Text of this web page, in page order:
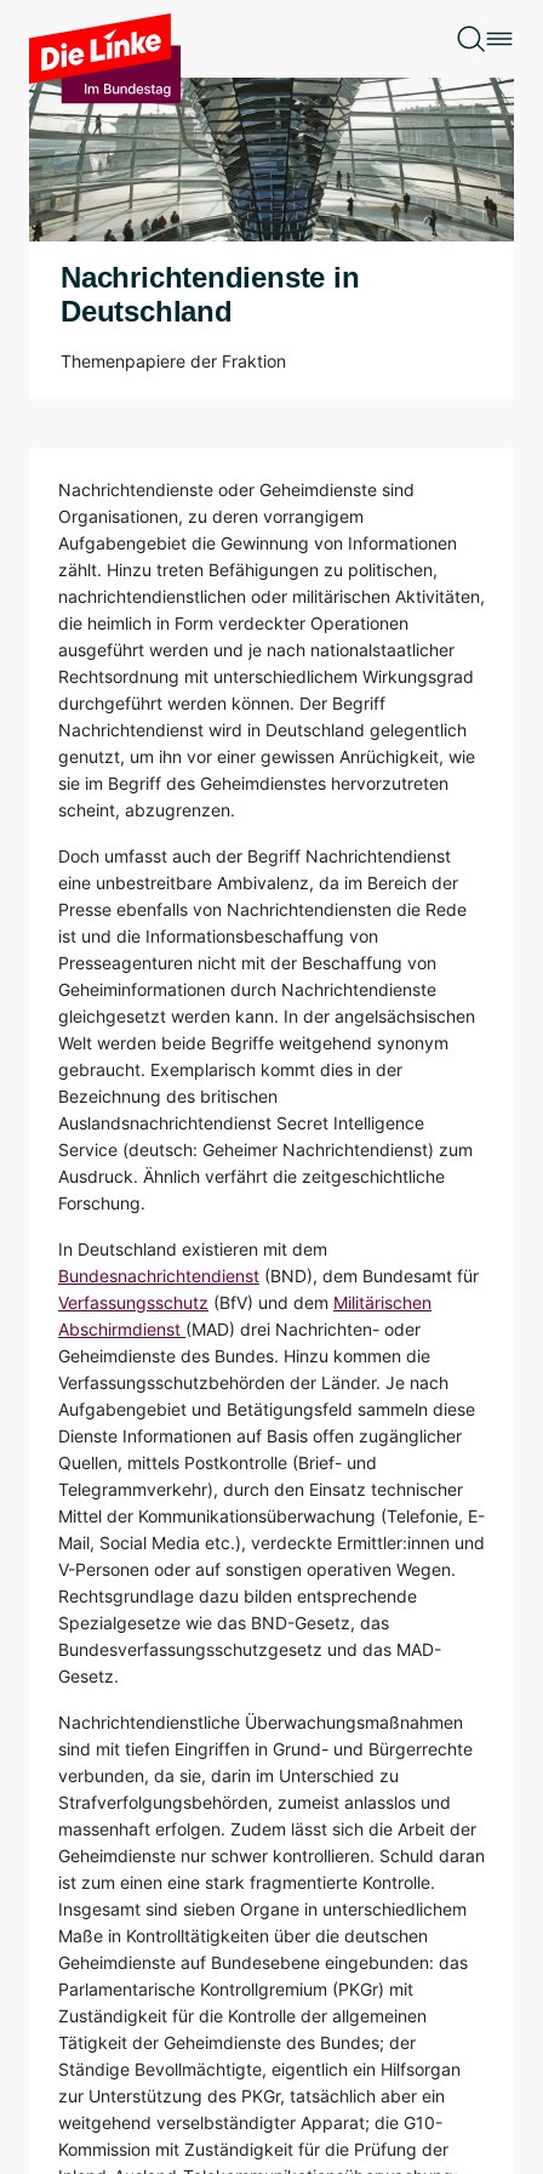
Zum Hauptinhalt springen
Nachrichtendienste in
Deutschland
Themenpapiere der Fraktion
Nachrichtendienste oder Geheimdienste sind
Organisationen, zu deren vorrangigem
Aufgabengebiet die Gewinnung von Informationen
zählt. Hinzu treten Befähigungen zu politischen,
nachrichtendienstlichen oder militärischen Aktivitäten,
die heimlich in Form verdeckter Operationen
ausgeführt werden und je nach nationalstaatlicher
Rechtsordnung mit unterschiedlichem Wirkungsgrad
durchgeführt werden können. Der Begriff
Nachrichtendienst wird in Deutschland gelegentlich
genutzt, um ihn vor einer gewissen Anrüchigkeit, wie
sie im Begriff des Geheimdienstes hervorzutreten
scheint, abzugrenzen.
Doch umfasst auch der Begriff Nachrichtendienst
eine unbestreitbare Ambivalenz, da im Bereich der
Presse ebenfalls von Nachrichtendiensten die Rede
ist und die Informationsbeschaffung von
Presseagenturen nicht mit der Beschaffung von
Geheiminformationen durch Nachrichtendienste
gleichgesetzt werden kann. In der angelsächsischen
Welt werden beide Begriffe weitgehend synonym
gebraucht. Exemplarisch kommt dies in der
Bezeichnung des britischen
Auslandsnachrichtendienst Secret Intelligence
Service (deutsch: Geheimer Nachrichtendienst) zum
Ausdruck. Ähnlich verfährt die zeitgeschichtliche
Forschung.
In Deutschland existieren mit dem
Bundesnachrichtendienst (BND), dem Bundesamt für
Verfassungsschutz (BfV) und dem Militärischen
Abschirmdienst (MAD) drei Nachrichten- oder
Geheimdienste des Bundes. Hinzu kommen die
Verfassungsschutzbehörden der Länder. Je nach
Aufgabengebiet und Betätigungsfeld sammeln diese
Dienste Informationen auf Basis offen zugänglicher
Quellen, mittels Postkontrolle (Brief- und
Telegrammverkehr), durch den Einsatz technischer
Mittel der Kommunikationsüberwachung (Telefonie, E-
Mail, Social Media etc.), verdeckte Ermittler:innen und
V-Personen oder auf sonstigen operativen Wegen.
Rechtsgrundlage dazu bilden entsprechende
Spezialgesetze wie das BND-Gesetz, das
Bundesverfassungsschutzgesetz und das MAD-
Gesetz.
Nachrichtendienstliche Überwachungsmaßnahmen
sind mit tiefen Eingriffen in Grund- und Bürgerrechte
verbunden, da sie, darin im Unterschied zu
Strafverfolgungsbehörden, zumeist anlasslos und
massenhaft erfolgen. Zudem lässt sich die Arbeit der
Geheimdienste nur schwer kontrollieren. Schuld daran
ist zum einen eine stark fragmentierte Kontrolle.
Insgesamt sind sieben Organe in unterschiedlichem
Maße in Kontrolltätigkeiten über die deutschen
Geheimdienste auf Bundesebene eingebunden: das
Parlamentarische Kontrollgremium (PKGr) mit
Zuständigkeit für die Kontrolle der allgemeinen
Tätigkeit der Geheimdienste des Bundes; der
Ständige Bevollmächtigte, eigentlich ein Hilfsorgan
zur Unterstützung des PKGr, tatsächlich aber ein
weitgehend verselbständigter Apparat; die G10-
Kommission mit Zuständigkeit für die Prüfung der